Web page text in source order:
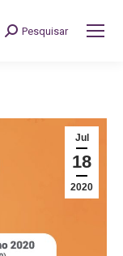
Search:
Pesquisar
Jul
18
2020